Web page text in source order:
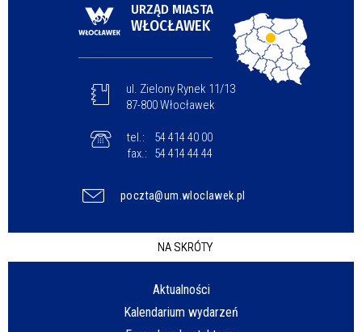
URZĄD MIASTA
WŁOCŁAWEK
ul. Zielony Rynek 11/13
87-800 Włocławek
tel.:
54 414 40 00
fax.:
54 414 44 44
poczta@um.wloclawek.pl
NA SKRÓTY
Aktualności
Kalendarium wydarzeń